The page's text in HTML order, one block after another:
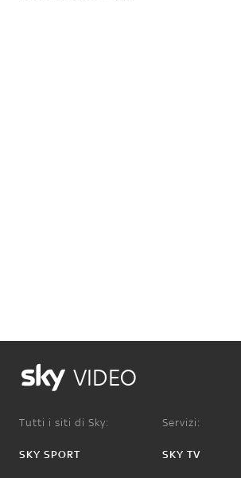
VIDEO
Tutti i siti di Sky:
SKY SPORT
Servizi:
SKY TV